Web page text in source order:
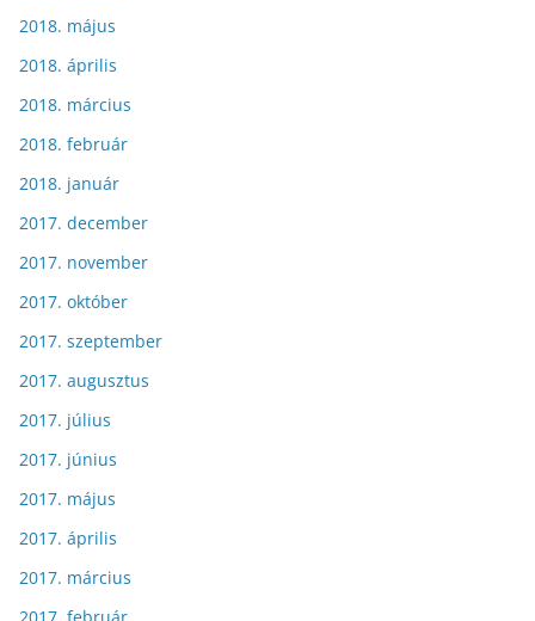
2018. május
2018. április
2018. március
2018. február
2018. január
2017. december
2017. november
2017. október
2017. szeptember
2017. augusztus
2017. július
2017. június
2017. május
2017. április
2017. március